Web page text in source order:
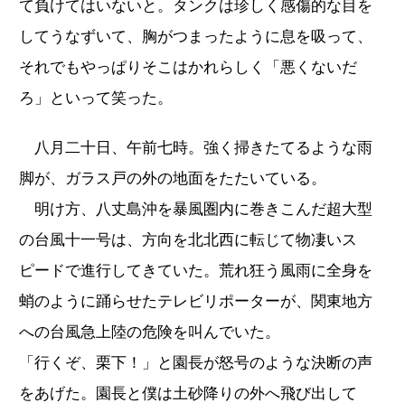
て負けてはいないと。タンクは珍しく感傷的な目を
してうなずいて、胸がつまったように息を吸って、
それでもやっぱりそこはかれらしく「悪くないだ
ろ」といって笑った。
八月二十日、午前七時。強く掃きたてるような雨
脚が、ガラス戸の外の地面をたたいている。
明け方、八丈島沖を暴風圏内に巻きこんだ超大型
の台風十一号は、方向を北北西に転じて物凄いス
ピードで進行してきていた。荒れ狂う風雨に全身を
蛸のように踊らせたテレビリポーターが、関東地方
への台風急上陸の危険を叫んでいた。
「行くぞ、栗下！」と園長が怒号のような決断の声
をあげた。園長と僕は土砂降りの外へ飛び出して